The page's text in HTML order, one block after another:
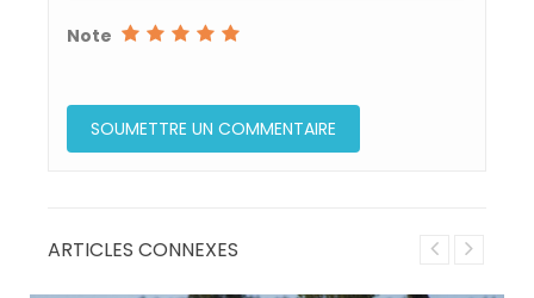
Note
ARTICLES CONNEXES